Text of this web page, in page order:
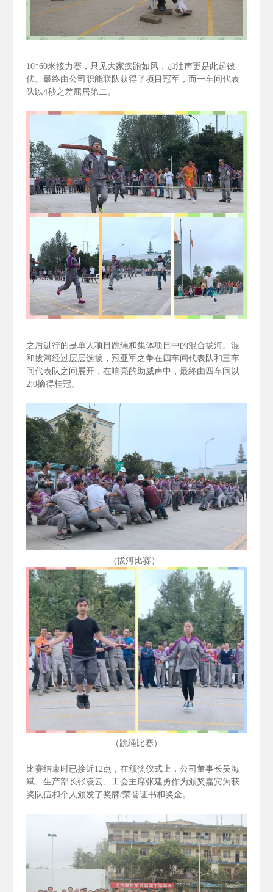
10*60米接力赛，只见大家疾跑如风，加油声更是此起彼
伏。最终由公司职能联队获得了项目冠军，而一车间代表
队以4秒之差屈居第二。
之后进行的是单人项目跳绳和集体项目中的混合拔河。混
和拔河经过层层选拔，冠亚军之争在四车间代表队和三车
间代表队之间展开，在响亮的助威声中，最终由四车间以
2:0摘得桂冠。
(拔河比赛）
（跳绳比赛）
比赛结束时已接近12点，在颁奖仪式上，公司董事长吴海
斌、生产部长张凌云、工会主席张建勇作为颁奖嘉宾为获
奖队伍和个人颁发了奖牌/荣誉证书和奖金。